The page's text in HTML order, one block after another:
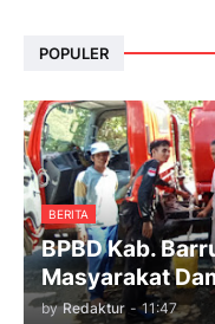
POPULER
BERITA
BPBD Kab.
Masyarakat
by Redaktur - 11:47